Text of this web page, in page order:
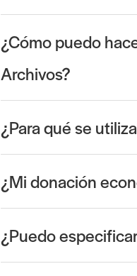
¿Cómo puedo
Archivos?
¿Para qué se
¿Mi donación
¿Puedo